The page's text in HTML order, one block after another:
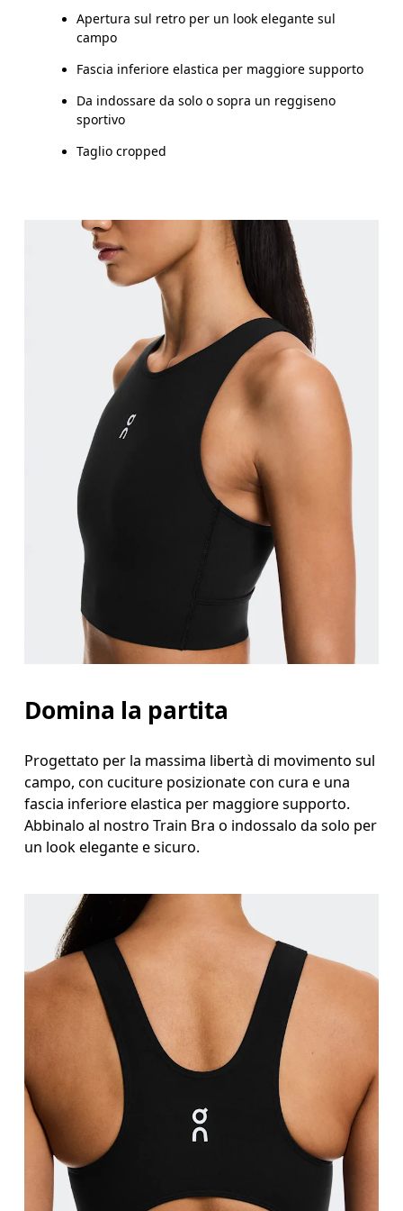
Circonferenza seno
Misura la parte più ampia del petto da un
Girovita
Misura il girovita nel punto più stretto (in
Fianchi
Misura la parte più ampia dei fianchi da un
Apertura sul retro per un look elegante sul
campo
Fascia inferiore elastica per maggiore supporto
Da indossare da solo o sopra un reggiseno
sportivo
Taglio cropped
Domina la partita
Progettato per la massima libertà di movimento sul
campo, con cuciture posizionate con cura e una
fascia inferiore elastica per maggiore supporto.
Abbinalo al nostro Train Bra o indossalo da solo per
un look elegante e sicuro.